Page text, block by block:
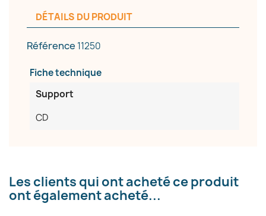
DÉTAILS DU PRODUIT
Référence 11250
Fiche technique
Support
CD
Les clients qui ont acheté ce produit
ont également acheté...
Créer une liste d'envies
Nom de la liste d'envies